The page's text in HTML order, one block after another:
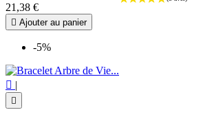
21,38 €
 Ajouter au panier
-5%
 |
